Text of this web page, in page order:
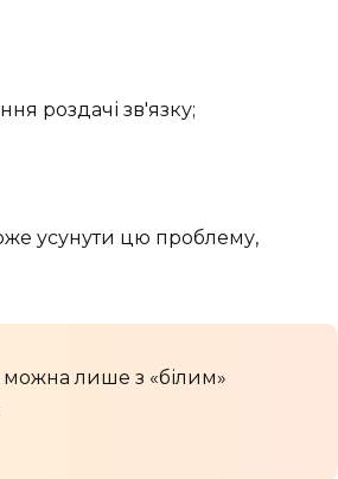
роздачі зв'язку;
усунути цю проблему,
можна лише з «білим»